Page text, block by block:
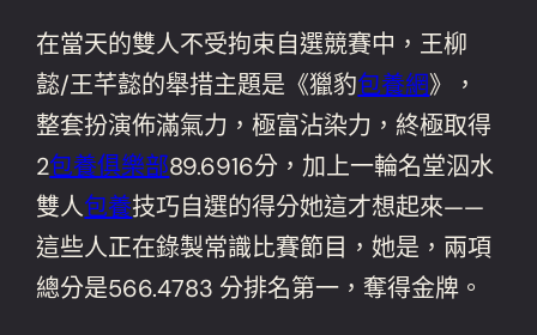
在當天的雙人不受拘束自選競賽中，王柳
懿/王芊懿的舉措主題是《獵豹包養網》，
整套扮演佈滿氣力，極富沾染力，終極取得
2包養俱樂部89.6916分，加上一輪名堂泅水
雙人包養技巧自選的得分她這才想起來——
這些人正在錄製常識比賽節目，她是，兩項
總分是566.4783 分排名第一，奪得金牌。